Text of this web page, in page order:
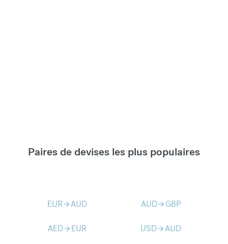
Paires de devises les plus populaires
EURarrow_forwardAUD AUDarrow_forward GBP
AEDarrow_forward EUR USDarrow_forwardAUD